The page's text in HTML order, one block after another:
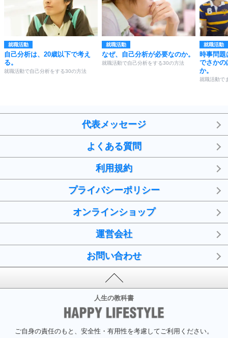
就職活動
自己分析は、20歳以下で考え
る。
就職活動で自己分析をする30の方法
就職活動
なぜ、自己分析が必要なのか。
就職活動で自己分析をする30の方法
就職活動
時事問題
でさかの
か。
就職活動で
代表メッセージ
よくある質問
利用規約
プライバシーポリシー
オンラインショップ
運営会社
お問い合わせ
人生の教科書
ご自身の責任のもと、安全性・有用性を考慮してご利用ください。